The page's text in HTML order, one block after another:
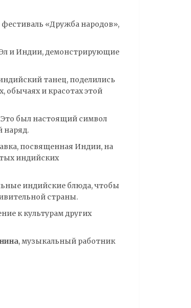
«Дружба народов»,
и Индии, демонстрирующие
танец, поделились
обычаях и красотах этой
был настоящий символ
наряд.
посвященная Индии, на
индийских
индийские блюда, чтобы
страны.
к культурам других
, музыкальный работник